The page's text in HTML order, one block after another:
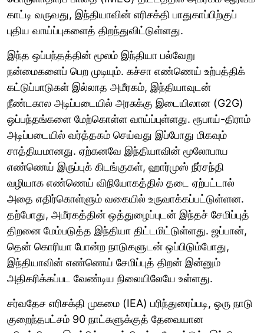
காட்டி வருவது, இந்தியாவின் எரிசக்தி பாதுகாப்பிற்குப்
புதிய வாய்ப்புகளைத் திறந்துவிட்டுள்ளது.
இந்த ஒப்பந்தத்தின் மூலம் இந்தியா பல்வேறு
நன்மைகளைப் பெற முடியும். கச்சா எண்ணெய் உற்பத்திக்
கட்டுப்பாடுகள் இல்லாத அமீரகம், இந்தியாவுடன்
நீண்டகால அடிப்படையில் அரசுக்கு இடையிலான (G2G)
ஒப்பந்தங்களை மேற்கொள்ள வாய்ப்புள்ளது. ரூபாய்-திராம்
அடிப்படையில் வர்த்தகம் செய்வது இப்போது மிகவும்
சாத்தியமானது. ஏற்கனவே இந்தியாவின் மூலோபாய
எண்ணெய் இருப்புக் கிடங்குகள், ஹார்முஸ் நீர்சந்தி
வழியாக எண்ணெய் விநியோகத்தில் தடை ஏற்பட்டால்
அதை எதிர்கொள்ளும் வகையில் உருவாக்கப்பட்டுள்ளன.
தற்போது, அமீரகத்தின் ஒத்துழைப்புடன் இந்தச் சேமிப்புத்
திறனை மேம்படுத்த இந்தியா திட்டமிட்டுள்ளது. ஜப்பான்,
தென் கொரியா போன்ற நாடுகளுடன் ஒப்பிடும்போது,
இந்தியாவின் எண்ணெய் சேமிப்புத் திறன் இன்னும்
அதிகரிக்கப்பட வேண்டிய நிலையிலேயே உள்ளது.
சர்வதேச எரிசக்தி முகமை (IEA) பரிந்துரைப்படி, ஒரு நாடு
குறைந்தபட்சம் 90 நாட்களுக்குத் தேவையான